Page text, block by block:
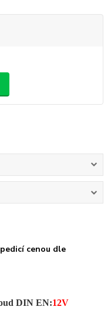
cenou dle
DIN EN:12V